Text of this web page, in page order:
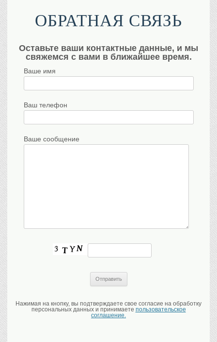
ОБРАТНАЯ СВЯЗЬ
Оставьте ваши контактные данные, и мы
свяжемся с вами в ближайшее время.
Ваше имя
Ваш телефон
Ваше сообщение
Нажимая на кнопку, вы подтверждаете свое согласие на обработку
персональных данных и принимаете пользовательское
соглашение.